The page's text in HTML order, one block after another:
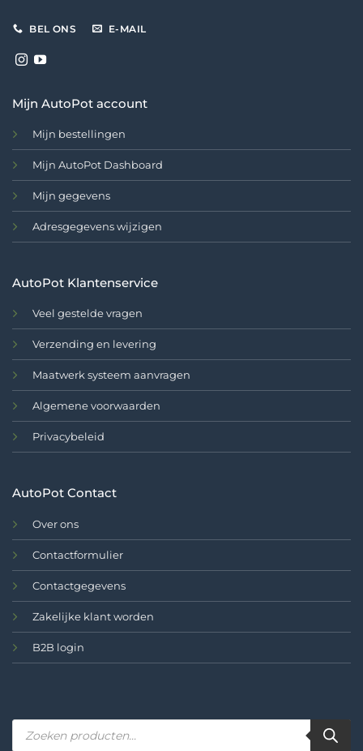
BEL ONS E-MAIL
Mijn AutoPot account
Mijn bestellingen
Mijn AutoPot Dashboard
Mijn gegevens
Adresgegevens wijzigen
AutoPot Klantenservice
Veel gestelde vragen
Verzending en levering
Maatwerk systeem aanvragen
Algemene voorwaarden
Privacybeleid
AutoPot Contact
Over ons
Contactformulier
Contactgegevens
Zakelijke klant worden
B2B login
Producten
zoeken